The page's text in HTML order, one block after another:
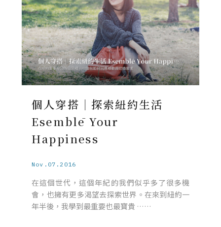
個人穿搭｜探索紐約生活
Esemblē Your
Happiness
Nov.07.2016
在這個世代，這個年紀的我們似乎多了很多機
會，也擁有更多渴望去探索世界。在來到紐約一
年半後，我學到最重要也最寶貴 ……